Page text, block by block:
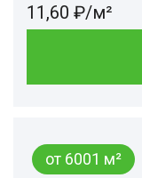
11,60 ₽/м²
от 6001 м²